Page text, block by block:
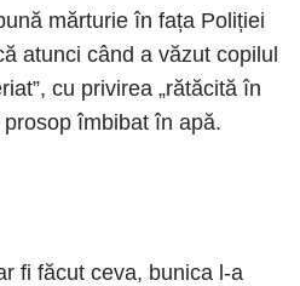
mărturie în fața Poliției
atunci când a văzut copilul
cu privirea „rătăcită în
îmbibat în apă.
fi făcut ceva, bunica l-a